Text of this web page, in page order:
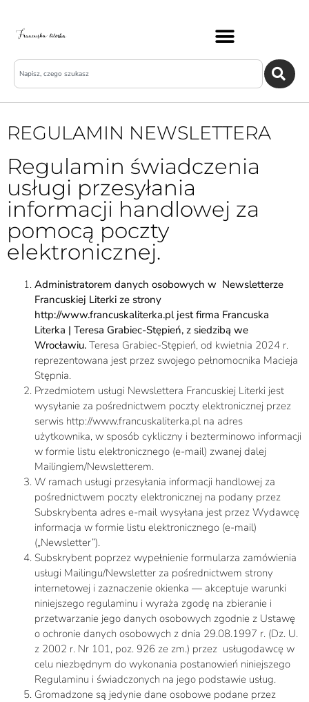
REGULAMIN NEWSLETTERA
Regulamin świadczenia
usługi przesyłania
informacji handlowej za
pomocą poczty
elektronicznej.
Administratorem danych osobowych w Newsletterze
Francuskiej Literki ze strony
http://www.francuskaliterka.pl jest firma Francuska
Literka | Teresa Grabiec-Stępień, z siedzibą we
Wrocławiu. Teresa Grabiec-Stępień, od kwietnia 2024 r.
reprezentowana jest przez swojego pełnomocnika Macieja
Stępnia.
Przedmiotem usługi Newslettera Francuskiej Literki jest
wysyłanie za pośrednictwem poczty elektronicznej przez
serwis http://www.francuskaliterka.pl na adres
użytkownika, w sposób cykliczny i bezterminowo informacji
w formie listu elektronicznego (e-mail) zwanej dalej
Mailingiem/Newsletterem.
W ramach usługi przesyłania informacji handlowej za
pośrednictwem poczty elektronicznej na podany przez
Subskrybenta adres e-mail wysyłana jest przez Wydawcę
informacja w formie listu elektronicznego (e-mail)
(„Newsletter”).
Subskrybent poprzez wypełnienie formularza zamówienia
usługi Mailingu/Newsletter za pośrednictwem strony
internetowej i zaznaczenie okienka — akceptuje warunki
niniejszego regulaminu i wyraża zgodę na zbieranie i
przetwarzanie jego danych osobowych zgodnie z Ustawę
o ochronie danych osobowych z dnia 29.08.1997 r. (Dz. U.
z 2002 r. Nr 101, poz. 926 ze zm.) przez usługodawcę w
celu niezbędnym do wykonania postanowień niniejszego
Regulaminu i świadczonych na jego podstawie usług.
Gromadzone są jedynie dane osobowe podane przez